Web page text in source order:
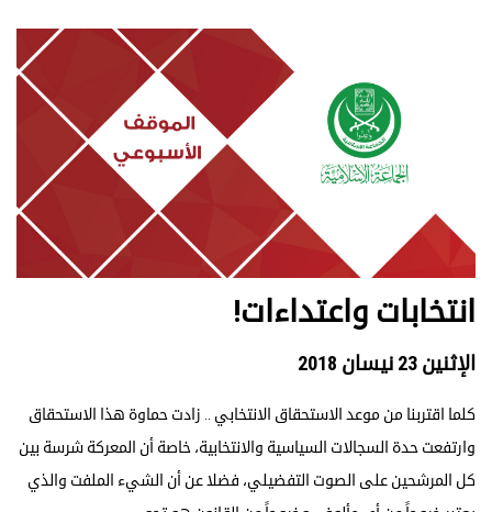
انتخابات واعتداءات!
الإثنين 23 نيسان 2018
كلما اقتربنا من موعد الاستحقاق الانتخابي .. زادت حماوة هذا الاستحقاق
وارتفعت حدة السجالات السياسية والانتخابية، خاصة أن المعركة شرسة بين
كل المرشحين على الصوت التفضيلي، فضلا عن أن الشيء الملفت والذي